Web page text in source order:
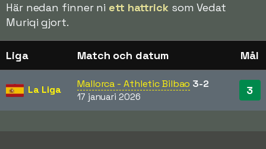
Här nedan finner ni ett hattricksom Vedat
Muriqi gjort.
Liga Match och datum Mål
La Liga Mallorca - Athletic Bilbao 3-2
17 januari 2026 3